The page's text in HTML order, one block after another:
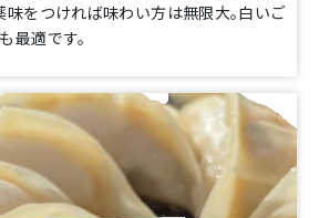
味をつければ味わい方は無限大。白いご
最適です。